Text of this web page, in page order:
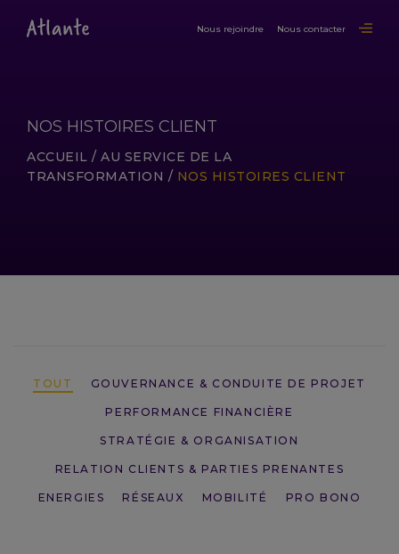
Nous rejoindre Nous contacter
NOS HISTOIRES CLIENT
ACCUEIL / AU SERVICE DE LA
TRANSFORMATION / NOS HISTOIRES CLIENT
TOUT GOUVERNANCE & CONDUITE DE PROJET
PERFORMANCE FINANCIÈRE
STRATÉGIE & ORGANISATION
RELATION CLIENTS & PARTIES PRENANTES
ENERGIES RÉSEAUX MOBILITÉ PRO BONO